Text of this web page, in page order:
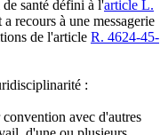
santé défini à l'article L.
a recours à une messagerie
de l'article R. 4624-45-
:
avec d'autres